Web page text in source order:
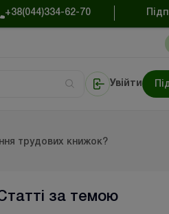
+38(044)334-62-70
Увійти
трудових книжок?
за темою